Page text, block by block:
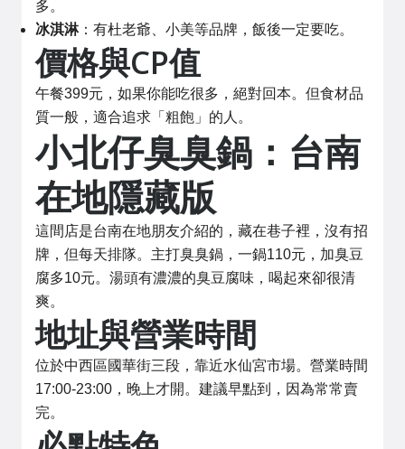
多。
冰淇淋：有杜老爺、小美等品牌，飯後一定要吃。
價格與CP值
午餐399元，如果你能吃很多，絕對回本。但食材品
質一般，適合追求「粗飽」的人。
小北仔臭臭鍋：台南
在地隱藏版
這間店是台南在地朋友介紹的，藏在巷子裡，沒有招
牌，但每天排隊。主打臭臭鍋，一鍋110元，加臭豆
腐多10元。湯頭有濃濃的臭豆腐味，喝起來卻很清
爽。
地址與營業時間
位於中西區國華街三段，靠近水仙宮市場。營業時間
17:00-23:00，晚上才開。建議早點到，因為常常賣
完。